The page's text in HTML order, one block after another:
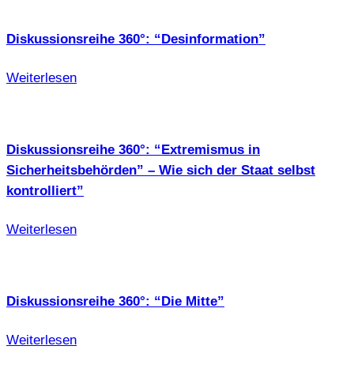
Diskussionsreihe 360°: “Desinformation”
Weiterlesen
Diskussionsreihe 360°: “Extremismus in
Sicherheitsbehörden” – Wie sich der Staat selbst
kontrolliert”
Weiterlesen
Diskussionsreihe 360°: “Die Mitte”
Weiterlesen